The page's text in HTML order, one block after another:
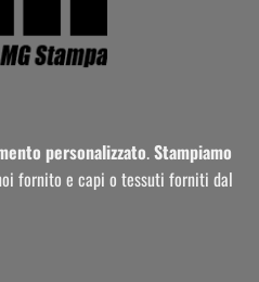
personalizzato.Stampiamo
fornito e capi o tessuti forniti dal